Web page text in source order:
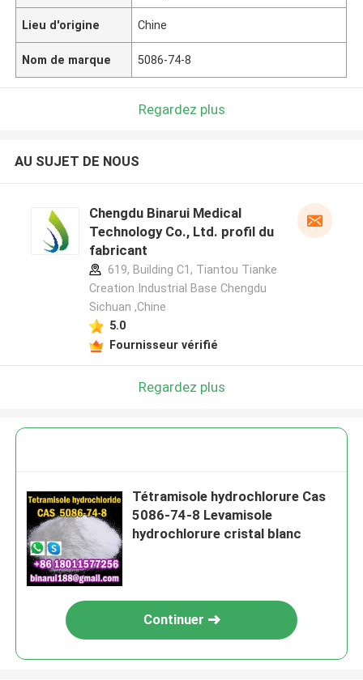
Lieu d'origine Chine
Nom de marque 5086-74-8
Regardez plus
AU SUJET DE NOUS
Chengdu Binarui Medical
Technology Co., Ltd. profil du
fabricant
619, Building C1, Tiantou Tianke
Creation Industrial Base Chengdu
Sichuan ,Chine
5.0
Fournisseur vérifié
Regardez plus
Tétramisole hydrochlorure Cas
5086-74-8 Levamisole
hydrochlorure cristal blanc
Continuer